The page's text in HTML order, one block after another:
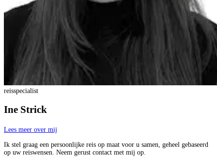
reisspecialist
Ine Strick
Lees meer over mij
Ik stel graag een persoonlijke reis op maat voor u samen, geheel gebaseerd
op uw reiswensen. Neem gerust contact met mij op.